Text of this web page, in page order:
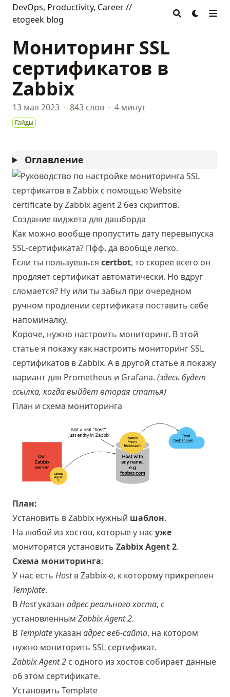
DevOps, Productivity, Career //
etogeek blog
Мониторинг SSL
сертификатов в
Zabbix
13 мая 2023 · 843 слов · 4 минут
Гайды
Оглавление
Как можно вообще пропустить дату перевыпуска
SSL-сертификата? Пфф, да вообще легко.
Если ты пользуешься certbot, то скорее всего он
продляет сертификат автоматически. Но вдруг
сломается? Ну или ты забыл при очередном
ручном продлении сертификата поставить себе
напоминалку.
Короче, нужно настроить мониторинг. В этой
статье я покажу как настроить мониторинг SSL
сертификатов в Zabbix. А в другой статье я покажу
вариант для Prometheus и Grafana. (здесь будет
ссылка, когда выйдет вторая статья)
План и схема мониторинга
План:
Установить в Zabbix нужный шаблон.
На любой из хостов, которые у нас уже
мониторятся установить Zabbix Agent 2.
Схема мониторинга:
У нас есть Hostв Zabbix-е, к которому прикреплен
Template.
ВHostуказан адрес реального хоста, с
установленным Zabbix Agent 2.
В Templateуказан адрес веб-сайта, на котором
нужно мониторить SSL сертификат.
Zabbix Agent 2 с одного из хостов собирает данные
об этом сертификате.
Установить Template